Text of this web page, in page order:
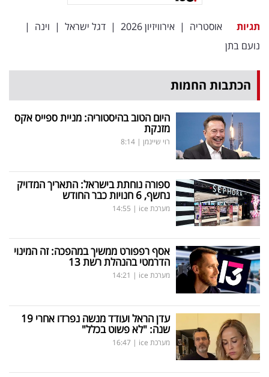
באייס
עקבו
אחרינו:
תגיות אוסטריה | אירוויזיון 2026 | דגל ישראל | וינה |
נועם בתן
הכתבות החמות
היום הטוב בהיסטוריה: מניית ספייס אקס
מזנקת
רוי שיינמן |
8:14
ספורה נוחתת בישראל: התאריך המדויק
נחשף, 6 חנויות כבר החודש
מערכת ice |
14:55
אסף רפפורט ממשיך במהפכה: זה המינוי
הדרמטי בהנהלת רשת 13
מערכת ice |
14:21
עדן הראל ועודד מנשה נפרדו אחרי 19
שנה: "לא פשוט בכלל"
מערכת ice |
16:47